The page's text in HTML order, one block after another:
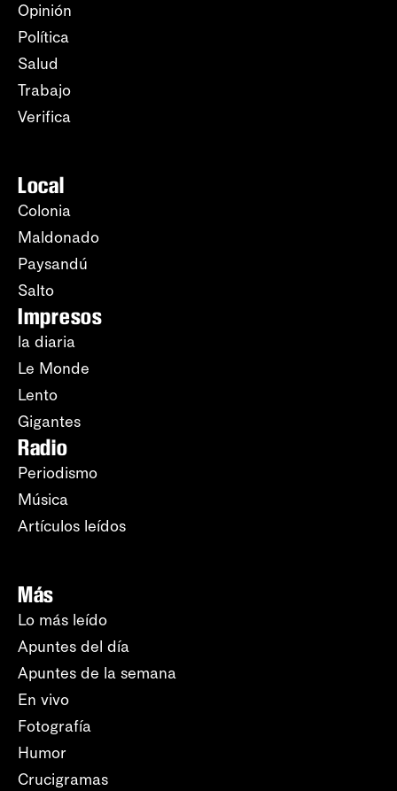
Opinión
Política
Salud
Trabajo
Verifica
Local
Colonia
Maldonado
Paysandú
Salto
Impresos
la diaria
Le Monde
Lento
Gigantes
Radio
Periodismo
Música
Artículos leídos
Más
Lo más leído
Apuntes del día
Apuntes de la semana
En vivo
Fotografía
Humor
Crucigramas